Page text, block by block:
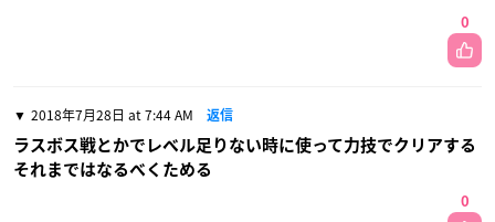
0
2018年7月28日 at 7:44 AM 返信
ラスボス戦とかでレベル足りない時に使って力技でクリアする
それまではなるべくためる
0